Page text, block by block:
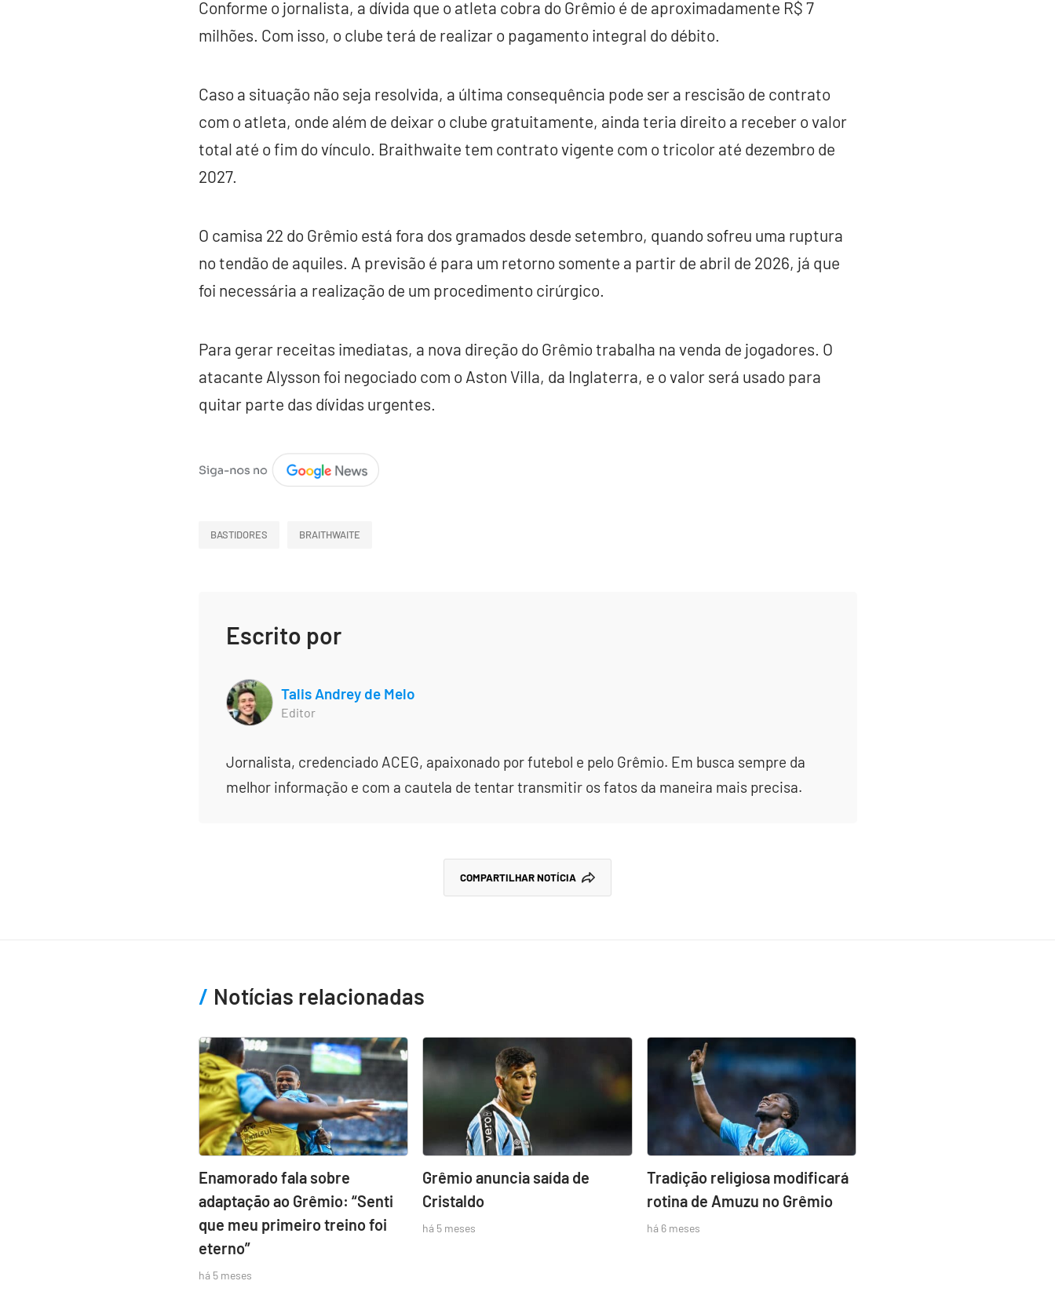
Conforme o jornalista, a dívida que o atleta cobra do Grêmio é de aproximadamente R$ 7
milhões. Com isso, o clube terá de realizar o pagamento integral do débito.
Caso a situação não seja resolvida, a última consequência pode ser a rescisão de contrato
com o atleta, onde além de deixar o clube gratuitamente, ainda teria direito a receber o valor
total até o fim do vínculo. Braithwaite tem contrato vigente com o tricolor até dezembro de
2027.
O camisa 22 do Grêmio está fora dos gramados desde setembro, quando sofreu uma ruptura
no tendão de aquiles. A previsão é para um retorno somente a partir de abril de 2026, já que
foi necessária a realização de um procedimento cirúrgico.
Para gerar receitas imediatas, a nova direção do Grêmio trabalha na venda de jogadores. O
atacante Alysson foi negociado com o Aston Villa, da Inglaterra, e o valor será usado para
quitar parte das dívidas urgentes.
BASTIDORES BRAITHWAITE
Escrito por
Talis Andrey de Melo
Editor
Jornalista, credenciado ACEG, apaixonado por futebol e pelo Grêmio. Em busca sempre da
melhor informação e com a cautela de tentar transmitir os fatos da maneira mais precisa.
COMPARTILHAR NOTÍCIA
Notícias relacionadas
Enamorado fala sobre
adaptação ao Grêmio: “Senti
que meu primeiro treino foi
eterno”
há 5 meses
Grêmio anuncia saída de
Cristaldo
há 5 meses
Tradição religiosa modificará
rotina de Amuzu no Grêmio
há 6 meses